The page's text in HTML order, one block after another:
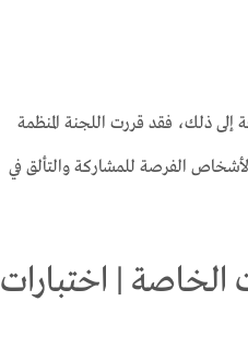
إلى ذلك، فقد قررت اللجنة المنظمة
من الأشخاص الفرصة للمشاركة والتألق في
الخاصة | اختبارات